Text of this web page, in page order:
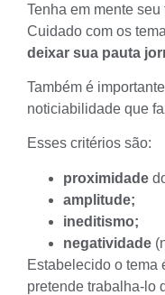
Tenha em mente
Cuidado com os
deixar sua pauta
Também é
noticiabilidade que
Esses critérios são:
proximidade
amplitude;
ineditismo;
negatividade
Estabelecido o tema
pretende trabalha-lo